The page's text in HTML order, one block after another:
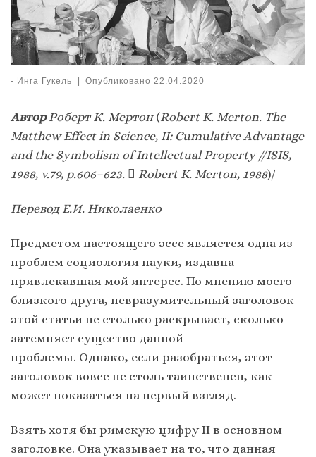
- Инга Гукель | Опубликовано 22.04.2020
АвторРоберт К. Мертон (Robert K. Merton. The
Matthew Effect in Science, II: Cumulative Advantage
and the Symbolism of Intellectual Property //ISIS,
1988, v.79, p.606–623.  Robert K. Merton, 1988)/
Перевод Е.И. Николаенко
Предметом настоящего эссе является одна из
проблем социологии науки, издавна
привлекавшая мой интерес. По мнению моего
близкого друга, невразумительный заголовок
этой статьи не столько раскрывает, сколько
затемняет существо данной
проблемы. Однако, если разобраться, этот
заголовок вовсе не столь таинственен, как
может показаться на первый взгляд.
Взять хотя бы римскую цифру II в основном
заголовке. Она указывает на то, что данная